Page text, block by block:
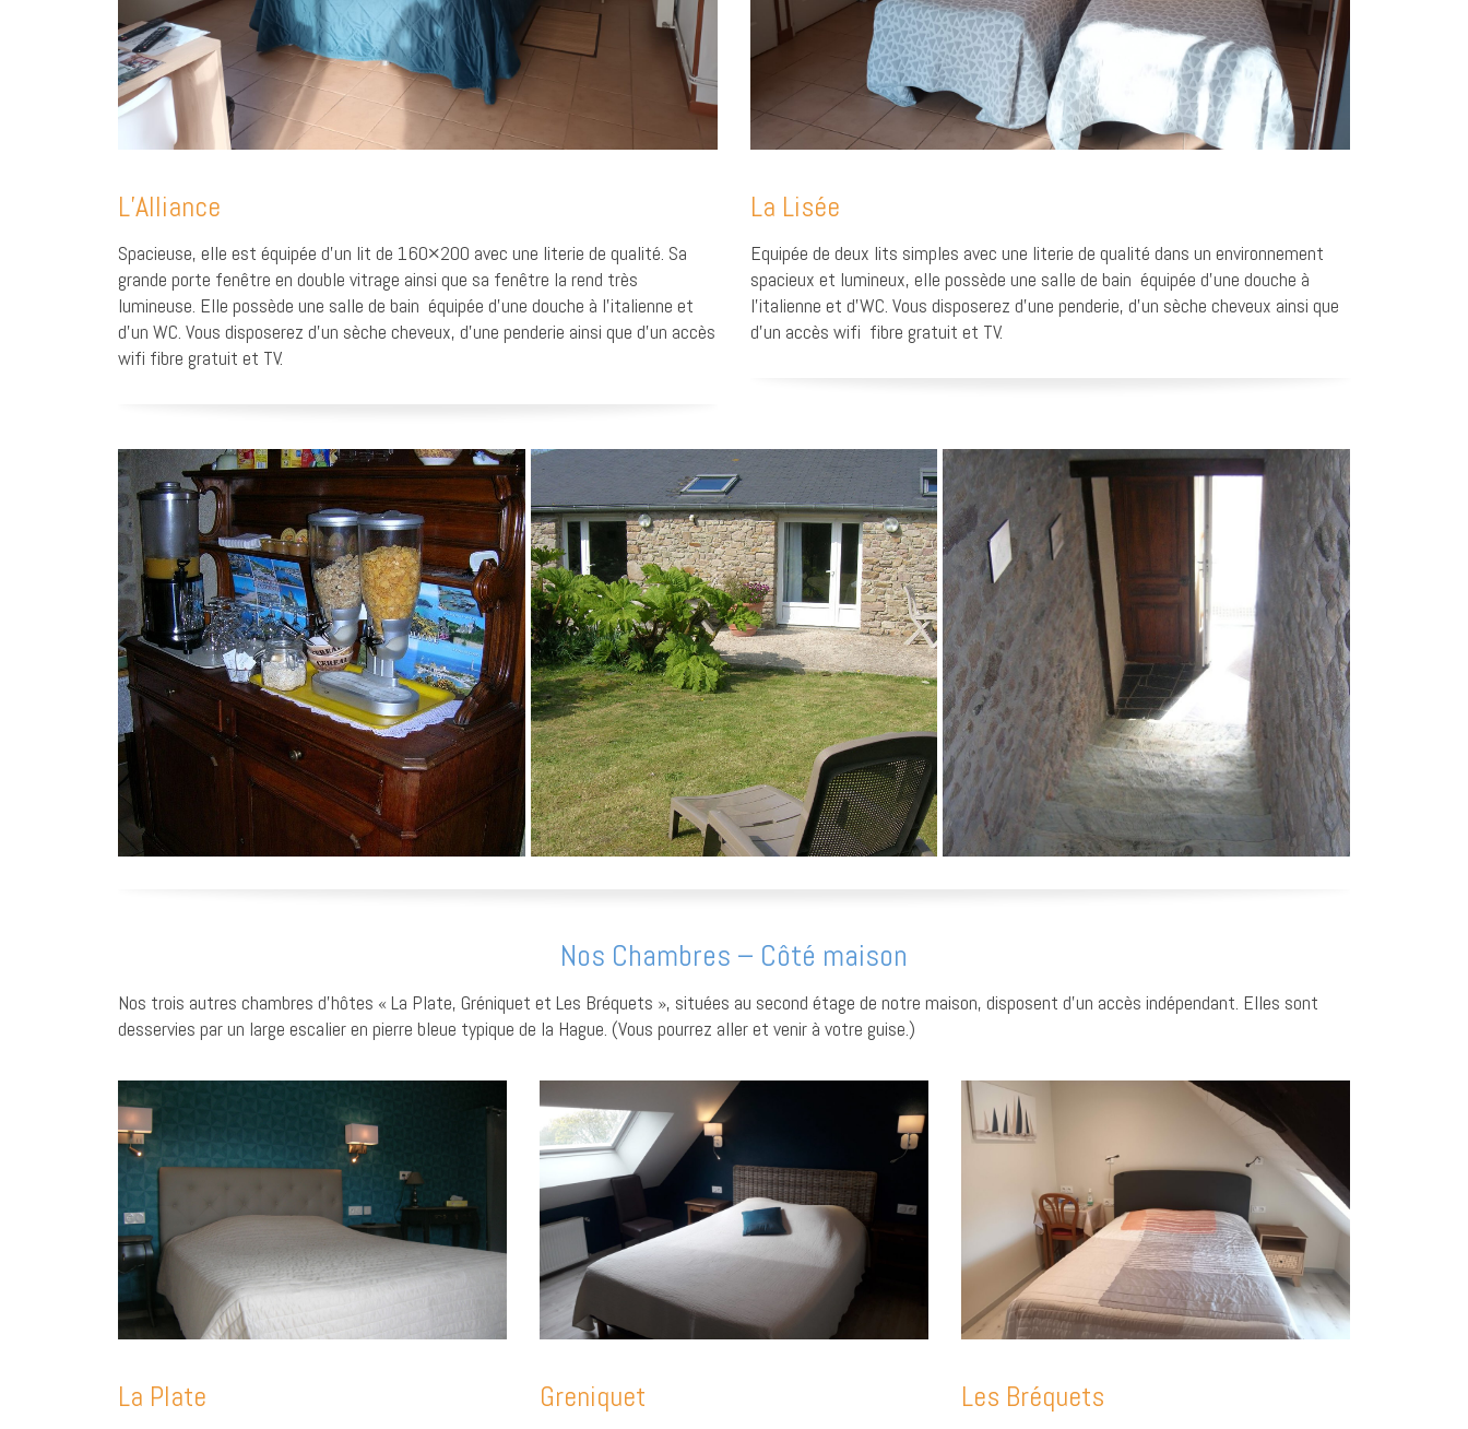
L’Alliance
Spacieuse, elle est équipée d’un lit de 160×200 avec une literie de qualité. Sa
grande porte fenêtre en double vitrage ainsi que sa fenêtre la rend très
lumineuse. Elle possède une salle de bain équipée d’une douche à l’italienne et
d’un WC. Vous disposerez d’un sèche cheveux, d’une penderie ainsi que d’un accès
wifi fibre gratuit et TV.
La Lisée
Equipée de deux lits simples avec une literie de qualité dans un environnement
spacieux et lumineux, elle possède une salle de bain équipée d’une douche à
l’italienne et d’WC. Vous disposerez d’une penderie, d’un sèche cheveux ainsi que
d’un accès wifi fibre gratuit et TV.
Nos Chambres – Côté maison
Nos trois autres chambres d’hôtes « La Plate, Gréniquet et Les Bréquets », situées au second étage de notre maison, disposent d’un accès indépendant. Elles sont
desservies par un large escalier en pierre bleue typique de la Hague. (Vous pourrez aller et venir à votre guise.)
La Plate Greniquet Les Bréquets